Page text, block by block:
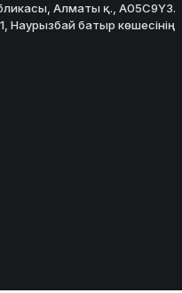
Алматы қ., A05C9Y3.
Наурызбай батыр көшесінің